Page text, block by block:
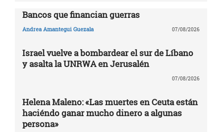
Bancos que financian guerras
Andrea Amantegui Guezala 07/08/2026
Israel vuelve a bombardear el sur de Líbano
y asalta la UNRWA en Jerusalén
07/08/2026
Helena Maleno: «Las muertes en Ceuta están
haciéndo ganar mucho dinero a algunas
persona»